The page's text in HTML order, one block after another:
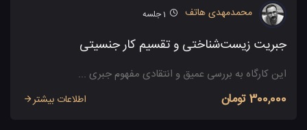
محمدمهدی هاتف 1جلسه
جبریت زیست‌شناختی و تقسیم کار جنسیتی
این کارگاه به بررسی عمیق و انتقادی مفهوم جبری ...
300,000 تومان اطلاعات بیشتر